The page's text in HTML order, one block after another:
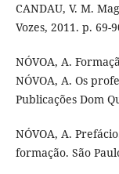
CANDAU, V. M.
Vozes, 2011. p. 69-
NÓVOA, A.
NÓVOA, A. Os
Publicações Dom
NÓVOA, A.
formação. São